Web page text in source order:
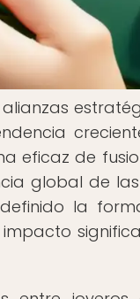
alianzas
eficaz de
global de
la